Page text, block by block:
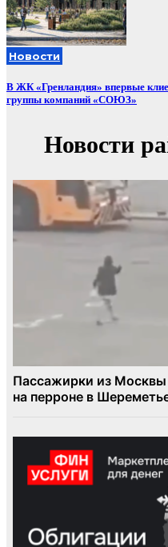
Новости
В ЖК «Гренландия» впервые
группы компаний «СОЮЗ»